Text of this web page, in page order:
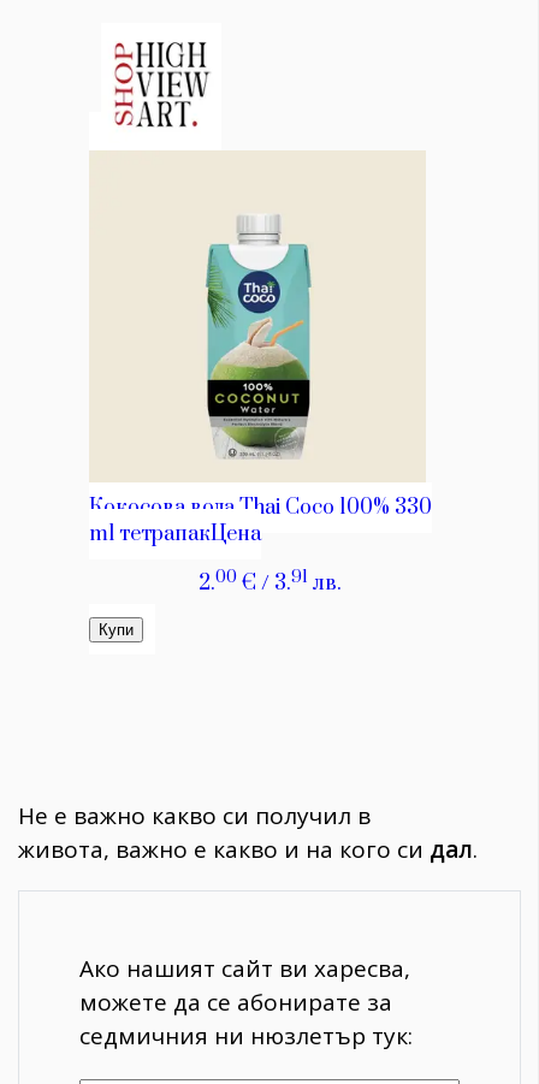
Не е важно какво си получил в
живота, важно е какво и на кого си дал.
Ако нашият сайт ви харесва,
можете да се абонирате за
седмичния ни нюзлетър тук: